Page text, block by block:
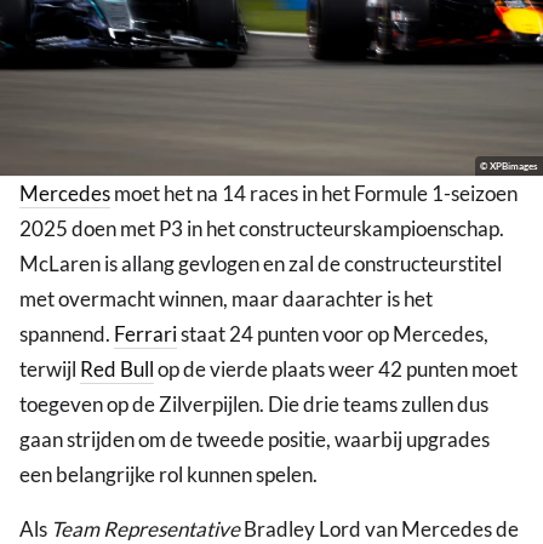
© XPBimages
Mercedesmoet het na 14 races in het Formule 1-seizoen
2025 doen met P3 in het constructeurskampioenschap.
McLaren is allang gevlogen en zal de constructeurstitel
met overmacht winnen, maar daarachter is het
spannend. Ferraristaat 24 punten voor op Mercedes,
terwijl Red Bullop de vierde plaats weer 42 punten moet
toegeven op de Zilverpijlen. Die drie teams zullen dus
gaan strijden om de tweede positie, waarbij upgrades
een belangrijke rol kunnen spelen.
Als Team RepresentativeBradley Lord van Mercedes de